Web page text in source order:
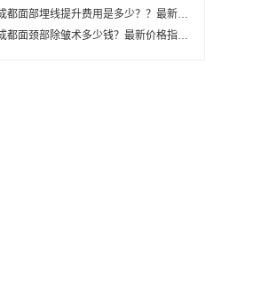
成都面部埋线提升费用是多少？？最新价格指南！
成都面颈部除皱术多少钱？最新价格指南！